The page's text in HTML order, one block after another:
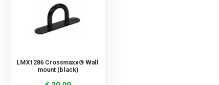
LMX1286 Crossmaxx® Wall
mount (black)